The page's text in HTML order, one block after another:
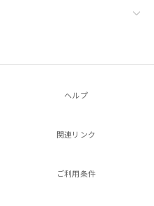
ヘルプ
関連リンク
ご利用条件